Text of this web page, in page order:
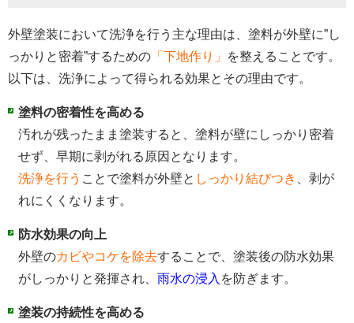
外壁塗装において洗浄を行う主な理由は、塗料が外壁に”し
っかりと密着”するための 「下地作り」
を整えることです。
以下は、洗浄によって得られる効果とその理由です。
塗料の密着性を高める
汚れが残ったまま塗装すると、塗料が壁にしっかり密着
せず、早期に剥がれる原因となります。
洗浄を行う ことで塗料が外壁と しっかり結びつき
、剥が
れにくくなります。
防水効果の向上
外壁のカビやコケを除去することで、塗装後の防水効果
がしっかりと発揮され、 雨水の浸入 を防ぎます。
塗装の持続性を高める